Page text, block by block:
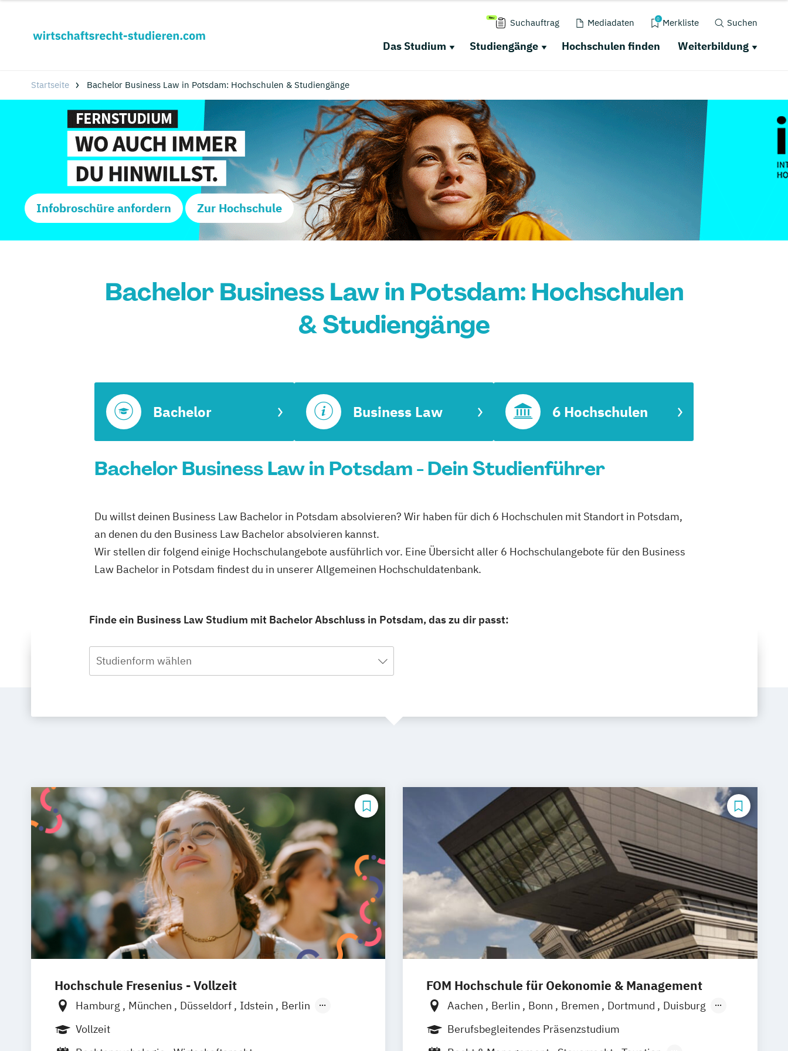
Suchauftrag Mediadaten 0 Merkliste Suchen
Das Studium Studiengänge Hochschulen finden Weiterbildung
Startseite Bachelor Business Law in Potsdam: Hochschulen & Studiengänge
Infobroschüre anfordern Zur Hochschule
Bachelor Business Law in Potsdam: Hochschulen
& Studiengänge
Bachelor Business Law 6 Hochschulen
Bachelor Business Law in Potsdam - Dein Studienführer
Du willst deinen Business Law Bachelor in Potsdam absolvieren? Wir haben für dich 6 Hochschulen mit Standort in Potsdam,
an denen du den Business Law Bachelor absolvieren kannst.
Wir stellen dir folgend einige Hochschulangebote ausführlich vor. Eine Übersicht aller 6 Hochschulangebote für den Business
Law Bachelor in Potsdam findest du in unserer Allgemeinen Hochschuldatenbank.
Finde ein Business Law Studium mit Bachelor Abschluss in Potsdam, das zu dir passt:
Studienform wählen
Hochschule Fresenius - Vollzeit
Hamburg München Düsseldorf Idstein
Berlin
Frankfurt am Main
Vollzeit
FOM Hochschule für Oekonomie & Management
Aachen Berlin Bonn Bremen Dortmund
Duisburg
Düsseldorf
Essen Frankfurt am Main
Hannover
Berufsbegleitendes Präsenzstudium